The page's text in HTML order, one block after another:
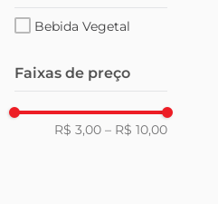
Bebida Vegetal
Faixas de preço
R$ 3,00 – R$ 10,00